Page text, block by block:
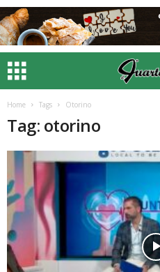
Home Tags Otorino
Tag: otorino